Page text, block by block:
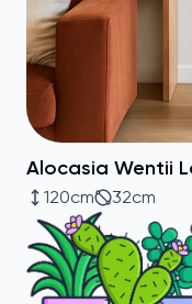
Alocasia Wentii
120cm 32cm